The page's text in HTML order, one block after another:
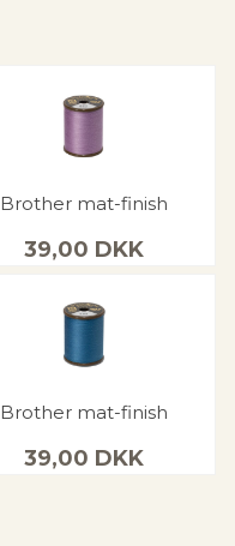
Brother mat-finish
39,00 DKK
Brother mat-finish
39,00 DKK